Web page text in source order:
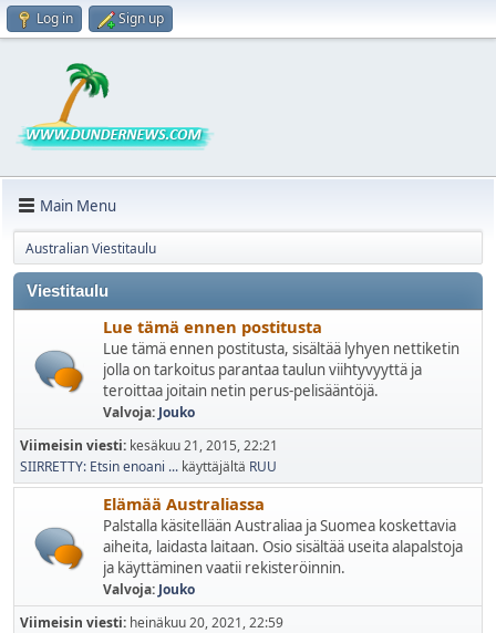
Log in Sign up
Main Menu
Australian Viestitaulu
Viestitaulu
Lue tämä ennen postitusta
Lue tämä ennen postitusta, sisältää lyhyen nettiketin
jolla on tarkoitus parantaa taulun viihtyvyyttä ja
teroittaa joitain netin perus-pelisääntöjä.
Valvoja: Jouko
Viimeisin viesti: kesäkuu 21, 2015, 22:21
SIIRRETTY: Etsin enoani ... käyttäjältä RUU
Elämää Australiassa
Palstalla käsitellään Australiaa ja Suomea koskettavia
aiheita, laidasta laitaan. Osio sisältää useita alapalstoja
ja käyttäminen vaatii rekisteröinnin.
Valvoja: Jouko
Viimeisin viesti: heinäkuu 20, 2021, 22:59